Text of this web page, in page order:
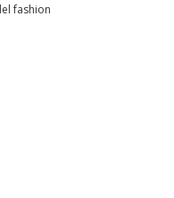
fashion